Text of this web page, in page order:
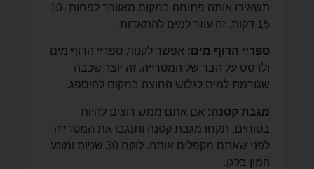
תשאירו אותה פתוחה במקום מאוורר לפחות 10-
15 דקות. זה עוזר למים להתאדות.
ספריי הדוף מים: אפשר לקנות ספריי הדוף מים
ולרסס על הבד של המטרייה. זה יוצר שכבה
שגורמת למים לגלוש החוצה במקום להיספג.
מגבת קטנה: אם אתם ממש רוצים להיות
בטוחים, תקחו מגבת קטנה ותנגבו את המטרייה
לפני שאתם מקפלים אותה. לוקח 30 שניות ומונע
המון בלגן.